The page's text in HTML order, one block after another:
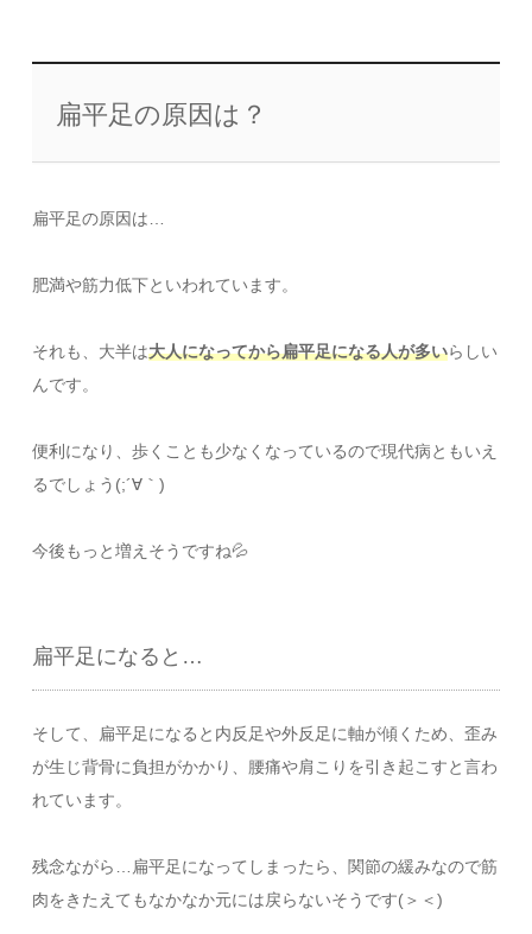
扁平足の原因は？
扁平足の原因は…
肥満や筋力低下といわれています。
それも、大半は大人になってから扁平足になる人が多いらしい
んです。
便利になり、歩くことも少なくなっているので現代病ともいえ
るでしょう(;´∀｀)
今後もっと増えそうですね💦
扁平足になると…
そして、扁平足になると内反足や外反足に軸が傾くため、歪み
が生じ背骨に負担がかかり、腰痛や肩こりを引き起こすと言わ
れています。
残念ながら…扁平足になってしまったら、関節の緩みなので筋
肉をきたえてもなかなか元には戻らないそうです(＞＜)